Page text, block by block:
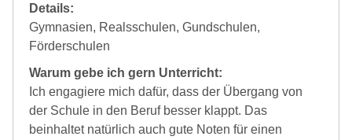
Details:
Gymnasien, Realsschulen, Gundschulen,
Förderschulen
Warum gebe ich gern Unterricht:
Ich engagiere mich dafür, dass der Übergang von
der Schule in den Beruf besser klappt. Das
beinhaltet natürlich auch gute Noten für einen